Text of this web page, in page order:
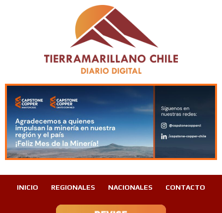
INICIO REGIONALES NACIONALES CONTACTO